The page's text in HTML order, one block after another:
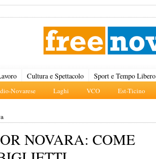
Novarese Laghi VCO Est-Ticino
Cultura e Spettacolo Sport e Tempo Libero
NOVARA: COME